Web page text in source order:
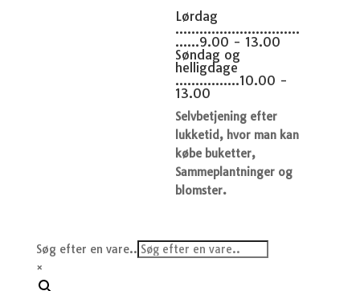
Lørdag
...............................
......9.00 - 13.00
Søndag og
helligdage
................10.00 -
13.00
Selvbetjening efter
lukketid, hvor man kan
købe buketter,
Sammeplantninger og
blomster.
Søg efter en vare..
×